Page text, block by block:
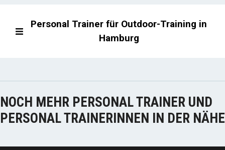
Personal Trainer für Outdoor-Training in
Hamburg
NOCH MEHR PERSONAL TRAINER UND
PERSONAL TRAINERINNEN IN DER NÄHE